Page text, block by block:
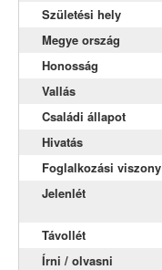
Tata
Tóváros
Vértestolna
Születési hely
Megye ország
Honosság
Vallás
Családi állapot
Hivatás
Foglalkozási viszony
Jelenlét
Távollét
Írni / olvasni